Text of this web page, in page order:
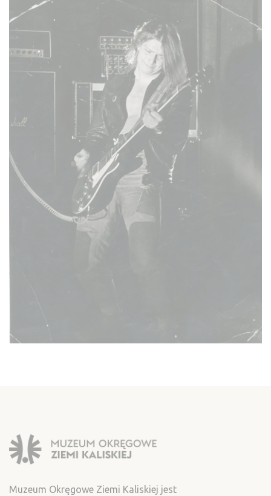
Muzeum Okręgowe Ziemi Kaliskiej jest